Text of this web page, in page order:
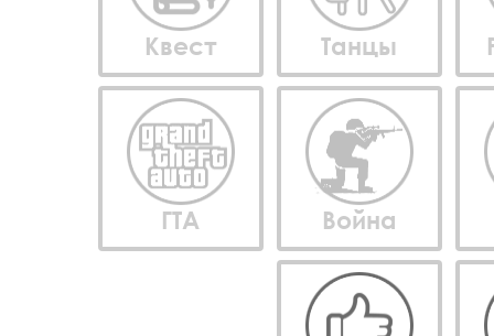
Квест Танцы
ГТА Война